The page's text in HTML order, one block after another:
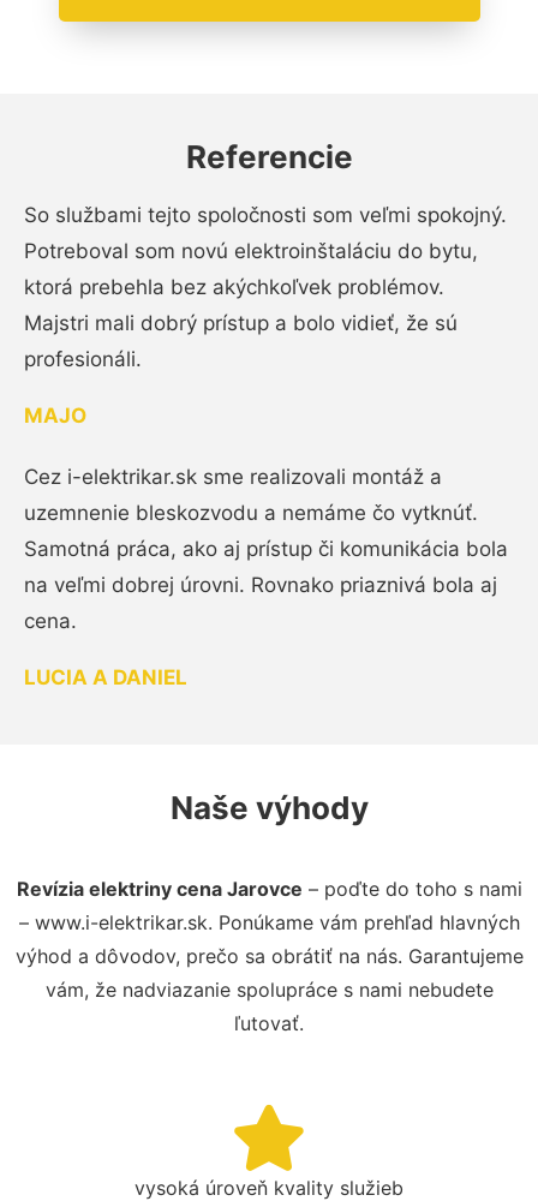
Referencie
So službami tejto spoločnosti som veľmi spokojný.
Potreboval som novú elektroinštaláciu do bytu,
ktorá prebehla bez akýchkoľvek problémov.
Majstri mali dobrý prístup a bolo vidieť, že sú
profesionáli.
MAJO
Cez i-elektrikar.sk sme realizovali montáž a
uzemnenie bleskozvodu a nemáme čo vytknúť.
Samotná práca, ako aj prístup či komunikácia bola
na veľmi dobrej úrovni. Rovnako priaznivá bola aj
cena.
LUCIA A DANIEL
Naše výhody
Revízia elektriny cena Jarovce – poďte do toho s nami
– www.i-elektrikar.sk. Ponúkame vám prehľad hlavných
výhod a dôvodov, prečo sa obrátiť na nás. Garantujeme
vám, že nadviazanie spolupráce s nami nebudete
ľutovať.
vysoká úroveň kvality služieb